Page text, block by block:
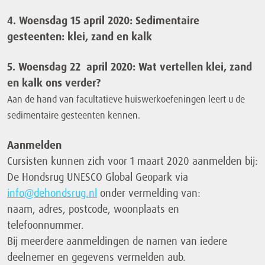
4. Woensdag 15 april 2020: Sedimentaire
gesteenten: klei, zand en kalk
5. Woensdag 22 april 2020: Wat vertellen klei, zand
en kalk ons verder?
Aan de hand van facultatieve huiswerkoefeningen leert u de
sedimentaire gesteenten kennen.
Aanmelden
Cursisten kunnen zich voor 1 maart 2020 aanmelden bij:
De Hondsrug UNESCO Global Geopark via
info@dehondsrug.nl onder vermelding van:
naam, adres, postcode, woonplaats en
telefoonnummer.
Bij meerdere aanmeldingen de namen van iedere
deelnemer en gegevens vermelden aub.